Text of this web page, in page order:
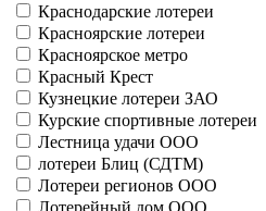
41020 - Знаете ли Вы...
41023 - Знаете ли Вы...
41024 - Знаете ли Вы...
41025 - Знаете ли Вы...
41026 - Вокруг света
41027 - Чемпион
41028 - Знаете ли Вы...
41116 - Чемпион
Больше
ДОСААФ СССР
Краснодарские лотереи
Красноярские лотереи
Красноярское метро
Красный Крест
Кузнецкие лотереи ЗАО
Курские спортивные лотереи
Лестница удачи ООО
лотереи Блиц (СДТМ)
Лотереи регионов ООО
Лотерейный дом ООО